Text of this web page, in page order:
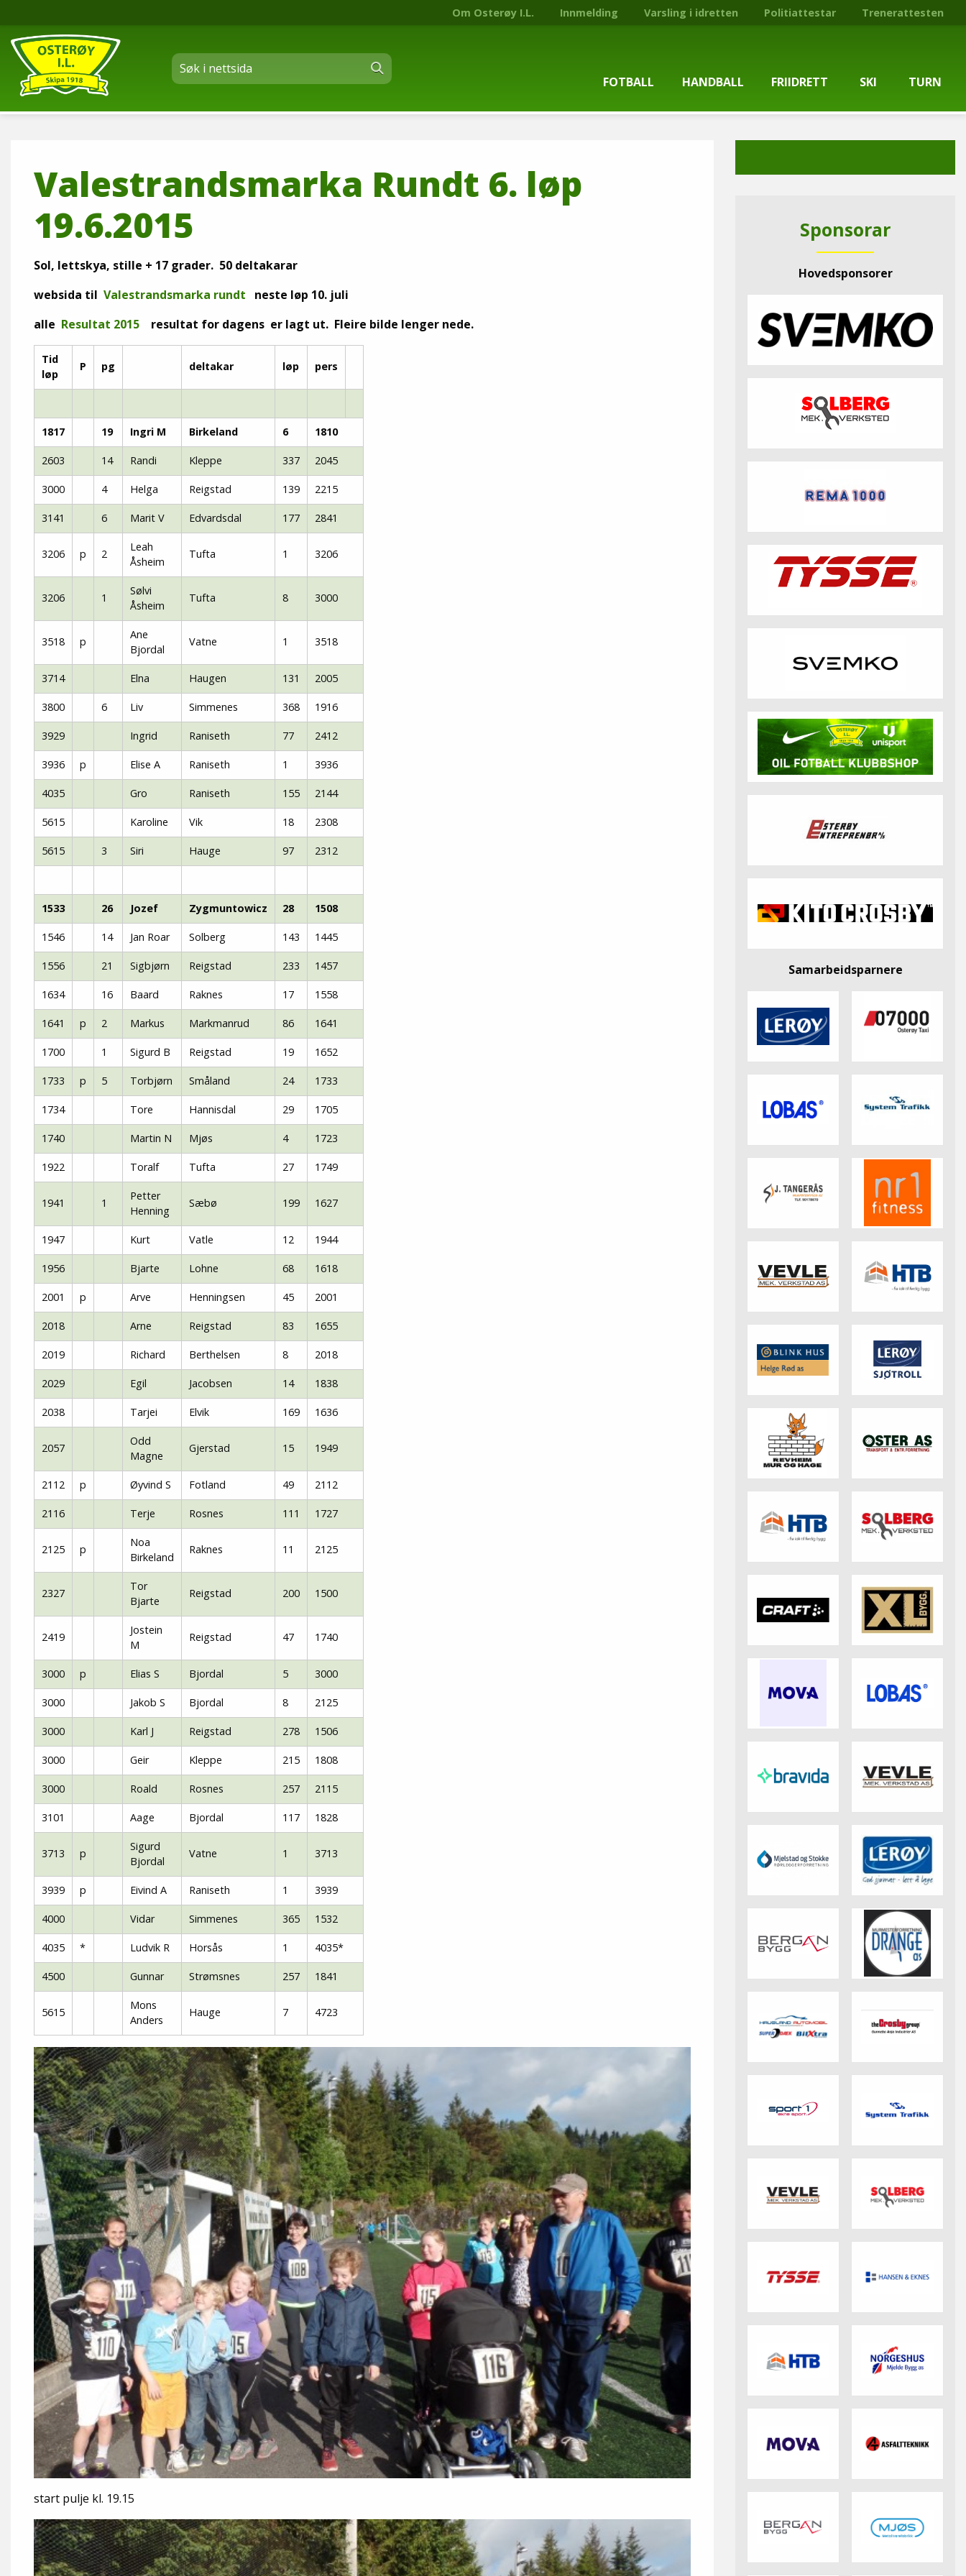
Om Osterøy I.L. Innmelding Varsling i idretten Politiattestar Trenerattesten
FOTBALL HANDBALL FRIIDRETT
Nyheitsarkiv
Aktuell info m.m.
Resultat og statistikk
Linkar
SKI
Nyheitsarkiv
TURN
Treningstid
Retningslinjer på trening
Fotosamtykke
Nyheitsarkiv
Valestrandsmarka Rundt 6. løp
19.6.2015
Sol, lettskya, stille + 17 grader. 50 deltakarar
websida til Valestrandsmarka rundt
neste løp 10. juli
alle Resultat 2015 resultat for dagens er lagt ut. Fleire bilde lenger nede.
Tid
løp
P pg deltakar løp pers
1817 19 Ingri M Birkeland 6 1810
2603 14 Randi Kleppe 337 2045
3000 4 Helga Reigstad 139 2215
3141 6 Marit V Edvardsdal 177 2841
3206 p 2
Leah
Åsheim
Tufta 1 3206
3206 1
Sølvi
Åsheim
Tufta 8 3000
3518 p
Ane
Bjordal
Vatne 1 3518
3714 Elna Haugen 131 2005
3800 6 Liv Simmenes 368 1916
3929 Ingrid Raniseth 77 2412
3936 p Elise A Raniseth 1 3936
4035 Gro Raniseth 155 2144
5615 Karoline Vik 18 2308
5615 3 Siri Hauge 97 2312
1533 26 Jozef Zygmuntowicz 28 1508
1546 14 Jan Roar Solberg 143 1445
1556 21 Sigbjørn Reigstad 233 1457
1634 16 Baard Raknes 17 1558
1641 p 2 Markus Markmanrud 86 1641
1700 1 Sigurd B Reigstad 19 1652
1733 p 5 Torbjørn Småland 24 1733
1734 Tore Hannisdal 29 1705
1740 Martin N Mjøs 4 1723
1922 Toralf Tufta 27 1749
1941 1
Petter
Henning
Sæbø 199 1627
1947 Kurt Vatle 12 1944
1956 Bjarte Lohne 68 1618
2001 p Arve Henningsen 45 2001
2018 Arne Reigstad 83 1655
2019 Richard Berthelsen 8 2018
2029 Egil Jacobsen 14 1838
2038 Tarjei Elvik 169 1636
2057
Odd
Magne
Gjerstad 15 1949
2112 p Øyvind S Fotland 49 2112
2116 Terje Rosnes 111 1727
2125 p
Noa
Birkeland
Raknes 11 2125
2327
Tor
Bjarte
Reigstad 200 1500
2419
Jostein
M
Reigstad 47 1740
3000 p Elias S Bjordal 5 3000
3000 Jakob S Bjordal 8 2125
3000 Karl J Reigstad 278 1506
3000 Geir Kleppe 215 1808
3000 Roald Rosnes 257 2115
3101 Aage Bjordal 117 1828
3713 p
Sigurd
Bjordal
Vatne 1 3713
3939 p Eivind A Raniseth 1 3939
4000 Vidar Simmenes 365 1532
4035 * Ludvik R Horsås 1 4035*
4500 Gunnar Strømsnes 257 1841
5615
Mons
Anders
Hauge 7 4723
start pulje kl. 19.15
Sponsorar
Hovedsponsorer
Samarbeidsparnere